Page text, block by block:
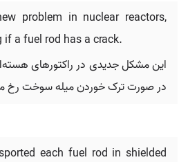
problem in nuclear reactors,
a fuel rod has a crack.
این مشکل جدیدی در راکتورهای
در صورت ترک خوردن میله سوخت رخ
each fuel rod in shielded